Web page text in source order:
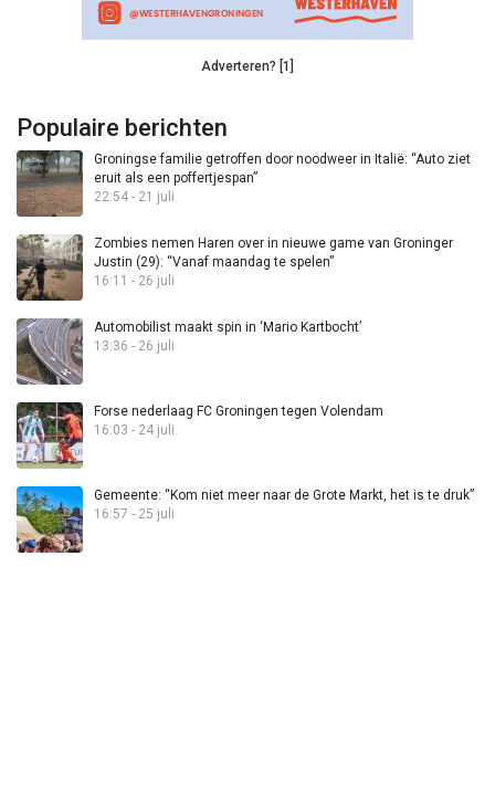
Adverteren? [1]
Populaire berichten
Groningse familie getroffen door noodweer in Italië: “Auto ziet
eruit als een poffertjespan”
22:54 - 21 juli
Zombies nemen Haren over in nieuwe game van Groninger
Justin (29): “Vanaf maandag te spelen”
16:11 - 26 juli
Automobilist maakt spin in ‘Mario Kartbocht’
13:36 - 26 juli
Forse nederlaag FC Groningen tegen Volendam
16:03 - 24 juli
Gemeente: “Kom niet meer naar de Grote Markt, het is te druk”
16:57 - 25 juli